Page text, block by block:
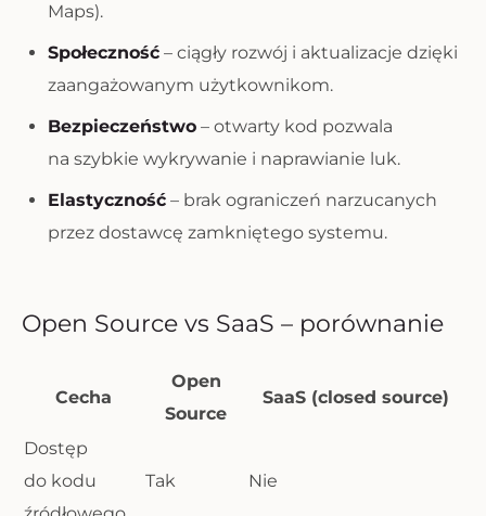
Maps).
Społeczność – ciągły rozwój i aktualizacje dzięki
zaangażowanym użytkownikom.
Bezpieczeństwo – otwarty kod pozwala
na szybkie wykrywanie i naprawianie luk.
Elastyczność – brak ograniczeń narzucanych
przez dostawcę zamkniętego systemu.
Open Source vs SaaS – porównanie
Cecha
Open
Source
SaaS (closed source)
Dostęp
do kodu
Tak Nie